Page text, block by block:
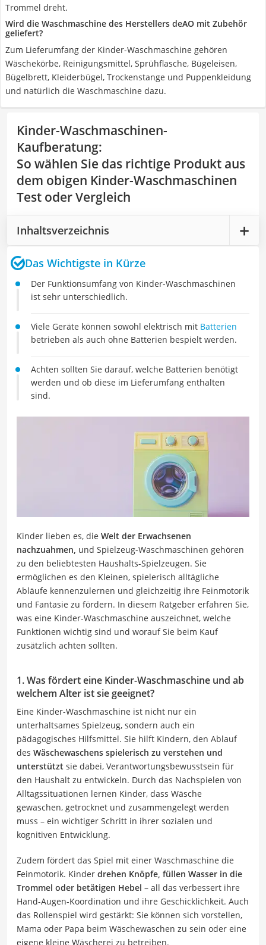
Trommel dreht.
Wird die Waschmaschine des Herstellers deAO mit Zubehör
geliefert?
Zum Lieferumfang der Kinder-Waschmaschine gehören
Wäschekörbe, Reinigungsmittel, Sprühflasche, Bügeleisen,
Bügelbrett, Kleiderbügel, Trockenstange und Puppenkleidung
und natürlich die Waschmaschine dazu.
Kinder-Waschmaschinen-
Kaufberatung:
So wählen Sie das richtige Produkt aus
dem obigen Kinder-Waschmaschinen
Test oder Vergleich
Inhaltsverzeichnis
Das Wichtigste in Kürze
Der Funktionsumfang von Kinder-Waschmaschinen
ist sehr unterschiedlich.
Viele Geräte können sowohl elektrisch mit Batterien
betrieben als auch ohne Batterien bespielt werden.
Achten sollten Sie darauf, welche Batterien benötigt
werden und ob diese im Lieferumfang enthalten
sind.
Kinder lieben es, die Welt der Erwachsenen
nachzuahmen, und Spielzeug-Waschmaschinen gehören
zu den beliebtesten Haushalts-Spielzeugen. Sie
ermöglichen es den Kleinen, spielerisch alltägliche
Abläufe kennenzulernen und gleichzeitig ihre Feinmotorik
und Fantasie zu fördern. In diesem Ratgeber erfahren Sie,
was eine Kinder-Waschmaschine auszeichnet, welche
Funktionen wichtig sind und worauf Sie beim Kauf
zusätzlich achten sollten.
1. Was fördert eine Kinder-Waschmaschine und ab
welchem Alter ist sie geeignet?
Eine Kinder-Waschmaschine ist nicht nur ein
unterhaltsames Spielzeug, sondern auch ein
pädagogisches Hilfsmittel. Sie hilft Kindern, den Ablauf
des Wäschewaschens spielerisch zu verstehen und
unterstützt sie dabei, Verantwortungsbewusstsein für
den Haushalt zu entwickeln. Durch das Nachspielen von
Alltagssituationen lernen Kinder, dass Wäsche
gewaschen, getrocknet und zusammengelegt werden
muss – ein wichtiger Schritt in ihrer sozialen und
kognitiven Entwicklung.
Zudem fördert das Spiel mit einer Waschmaschine die
Feinmotorik. Kinder drehen Knöpfe, füllen Wasser in die
Trommel oder betätigen Hebel – all das verbessert ihre
Hand-Augen-Koordination und ihre Geschicklichkeit. Auch
das Rollenspiel wird gestärkt: Sie können sich vorstellen,
Mama oder Papa beim Wäschewaschen zu sein oder eine
eigene kleine Wäscherei zu betreiben.